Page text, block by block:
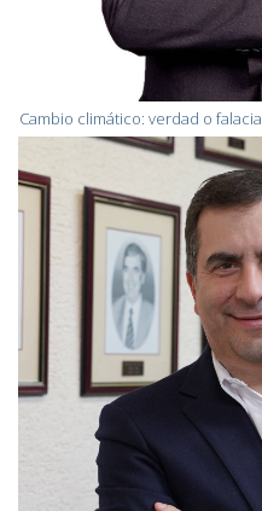
Cambio climático: verdad o falacia